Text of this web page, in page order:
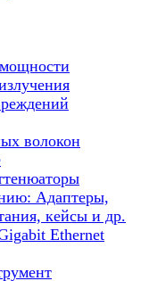
волокон
Адаптеры,
кейсы и др.
Ethernet